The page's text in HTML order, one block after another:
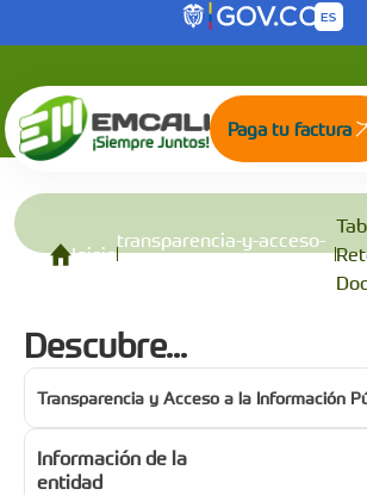
Saltar al contenido principal
Tablas de Retención
Paga tu factura
Inicio
transparencia-y-acceso-
a-la-informacion-publica
Descubre...
Transparencia y Acceso a la Información
Información de la
entidad